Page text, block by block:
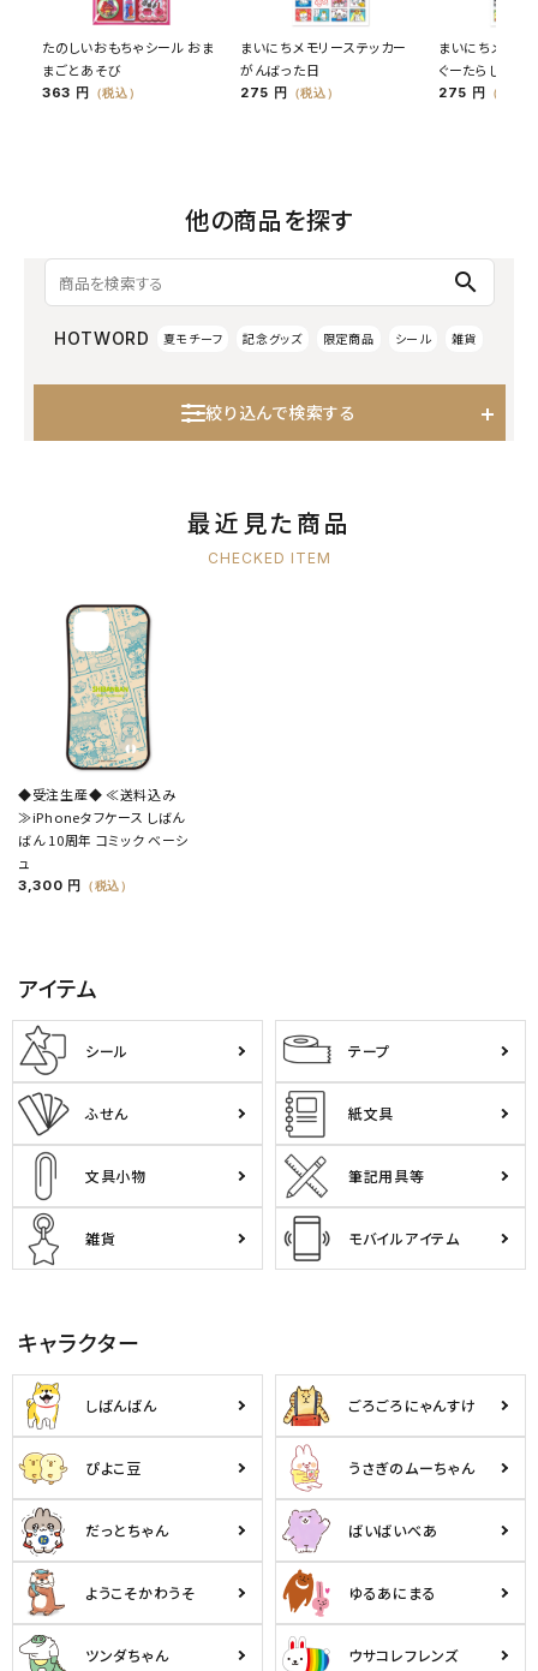
たのしいおもちゃシール おま
まごとあそび
363 円 （税込）
まいにちメモリーステッカー
がんばった日
275 円 （税込）
まいにちメモリ
ぐーたらした日
275 円 （税込）
他の商品を探す
search
HOTWORD 夏モチーフ 記念グッズ 限定商品 シール 雑貨
絞り込んで検索する
最近見た商品
CHECKED ITEM
◆受注生産◆ ≪送料込み
≫iPhoneタフケース しばん
ばん 10周年 コミック ベーシ
ュ
3,300 円 （税込）
アイテム
シール テープ
ふせん 紙文具
文具小物 筆記用具等
雑貨 モバイルアイテム
キャラクター
しばんばん ごろごろにゃんすけ
ぴよこ豆 うさぎのムーちゃん
だっとちゃん ばいばいべあ
ようこそかわうそ ゆるあにまる
ツンダちゃん ウサコレフレンズ